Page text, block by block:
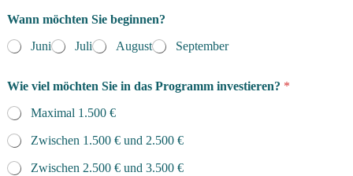
e
P
g
r
a
m
d
Wann möchten Sie beginnen?
Juni
Juli August September
Wie viel möchten Sie in das Programm investieren? *
Maximal 1.500 €
Zwischen 1.500 € und 2.500 €
Zwischen 2.500 € und 3.500 €